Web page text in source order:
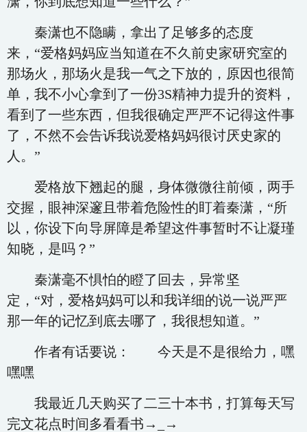
秦潇也不隐瞒，拿出了足够多的态度
来，“爱格妈妈应当知道在不久前史家研究室的
那场火，那场火是我一气之下放的，原因也很简
单，我不小心拿到了一份3S精神力提升的资料，
看到了一些东西，但我很确定严严不记得这件事
了，不然不会告诉我说爱格妈妈很讨厌史家的
人。”
爱格放下翘起的腿，身体微微往前倾，两手
交握，眼神深邃且带着危险性的盯着秦潇，“所
以，你设下向导屏障是希望这件事暂时不让凝瑾
知晓，是吗？”
秦潇毫不惧怕的瞪了回去，异常坚
定，“对，爱格妈妈可以和我详细的说一说严严
那一年的记忆到底去哪了，我很想知道。”
作者有话要说： 今天是不是很给力，嘿
嘿嘿
我最近几天购买了二三十本书，打算每天写
完文花点时间多看看书→_→